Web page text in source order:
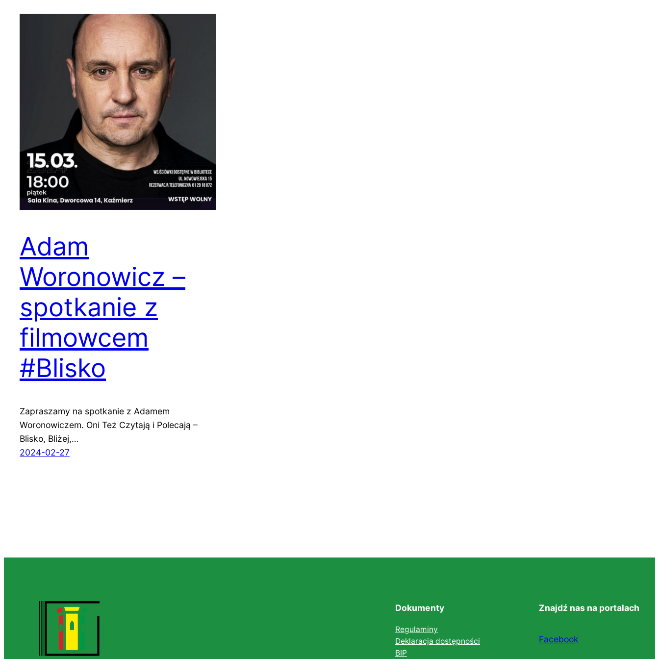
Adam
Woronowicz –
spotkanie z
filmowcem
#Blisko
Zapraszamy na spotkanie z Adamem
Woronowiczem. Oni Też Czytają i Polecają –
Blisko, Bliżej,…
2024-02-27
Dokumenty
Regulaminy
Deklaracja dostępności
BIP
Znajdź nas na portalach
Facebook